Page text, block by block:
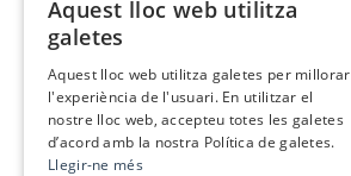
Aquest lloc web utilitza
galetes
Aquest lloc web utilitza galetes per millorar
l'experiència de l'usuari. En utilitzar el
nostre lloc web, accepteu totes les galetes
d’acord amb la nostra Política de galetes.
Llegir-ne més